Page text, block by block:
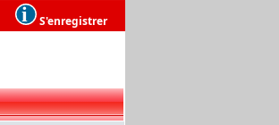
S'enregistrer